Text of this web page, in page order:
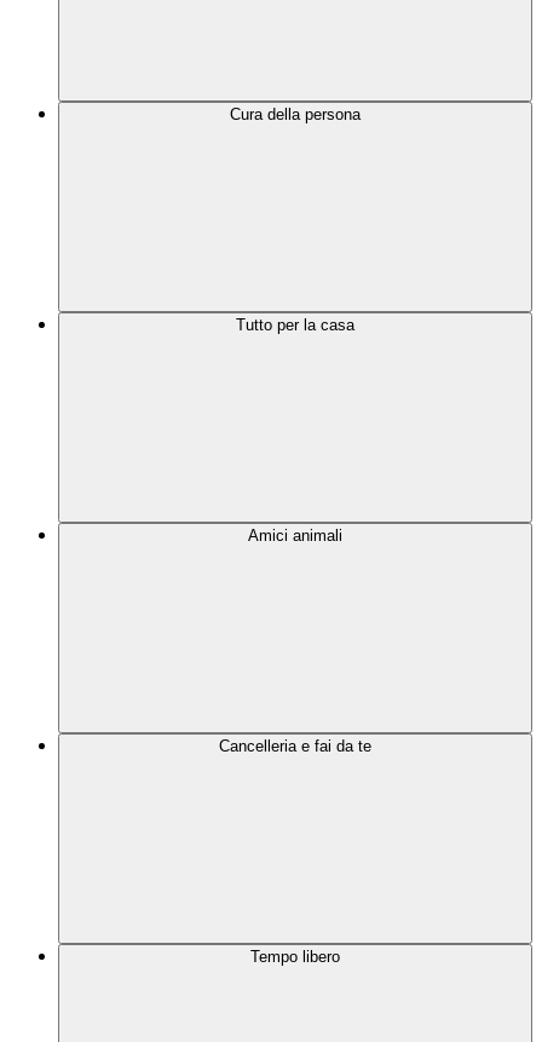
Cura della persona
Tutto per la casa
Amici animali
Cancelleria e fai da te
Tempo libero